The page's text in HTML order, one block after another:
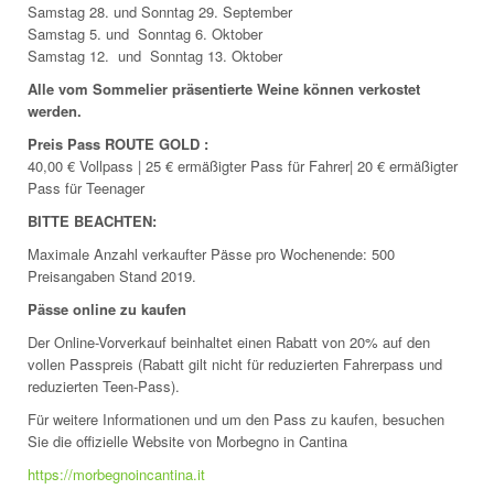
Samstag 28. und Sonntag 29. September
Samstag 5. und Sonntag 6. Oktober
Samstag 12. und Sonntag 13. Oktober
Alle vom Sommelier präsentierte Weine können verkostet
werden.
Preis Pass ROUTE GOLD :
40,00 € Vollpass | 25 € ermäßigter Pass für Fahrer| 20 € ermäßigter
Pass für Teenager
BITTE BEACHTEN:
Maximale Anzahl verkaufter Pässe pro Wochenende: 500
Preisangaben Stand 2019.
Pässe online zu kaufen
Der Online-Vorverkauf beinhaltet einen Rabatt von 20% auf den
vollen Passpreis (Rabatt gilt nicht für reduzierten Fahrerpass und
reduzierten Teen-Pass).
Für weitere Informationen und um den Pass zu kaufen, besuchen
Sie die offizielle Website von Morbegno in Cantina
https://morbegnoincantina.it